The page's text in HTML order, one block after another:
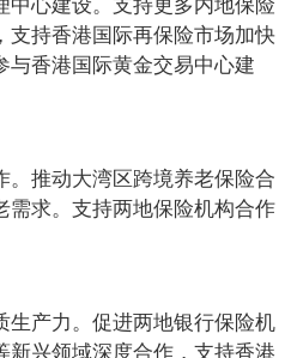
持香港国际再保险市场加快
香港国际黄金交易中心建
。推动大湾区跨境养老保险合
求。支持两地保险机构合作
产力。促进两地银行保险机
兴领域深度合作，支持香港